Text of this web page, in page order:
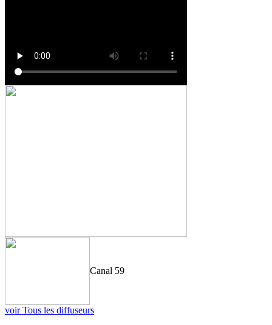
Canal 59
voir Tous les diffuseurs